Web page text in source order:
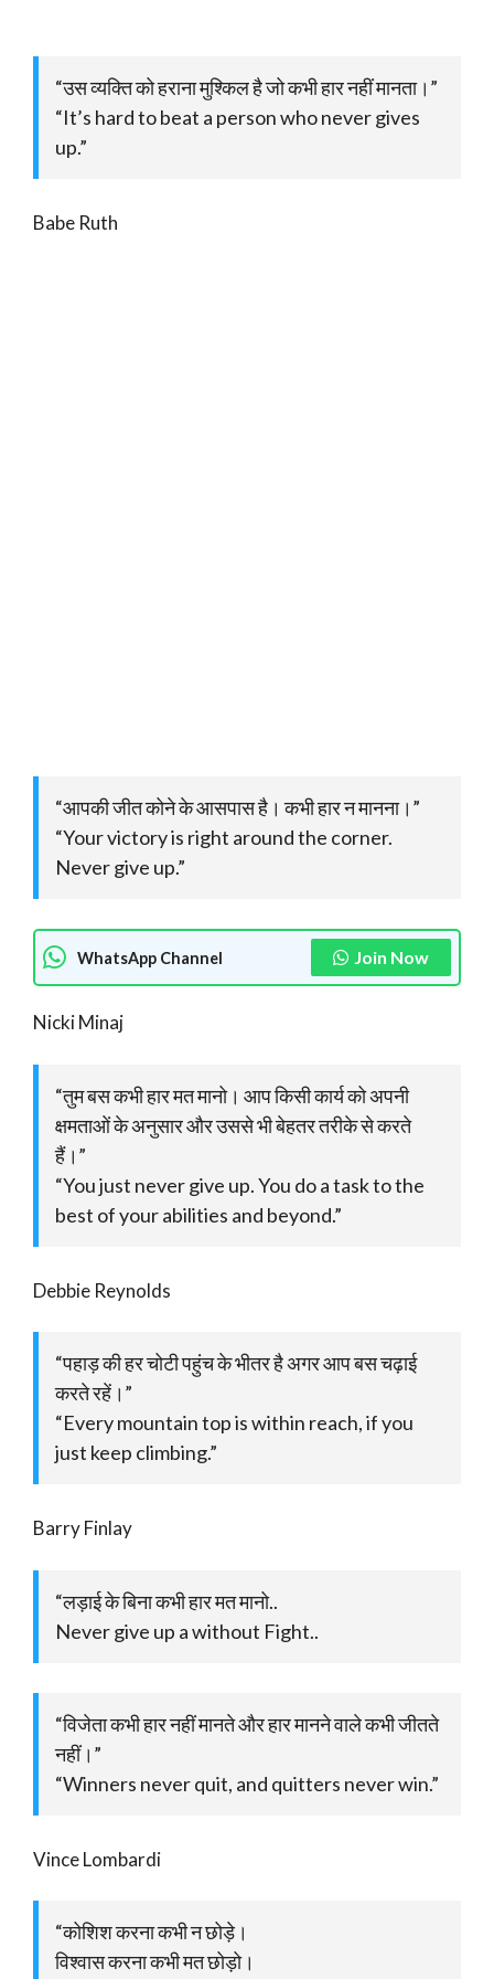
“उस व्यक्ति को हराना मुश्किल है जो कभी हार नहीं मानता।”
“It’s hard to beat a person who never gives
up.”
Babe Ruth
“आपकी जीत कोने के आसपास है। कभी हार न मानना।”
“Your victory is right around the corner.
Never give up.”
WhatsApp Channel Join Now
Nicki Minaj
“तुम बस कभी हार मत मानो। आप किसी कार्य को अपनी
क्षमताओं के अनुसार और उससे भी बेहतर तरीके से करते
हैं।”
“You just never give up. You do a task to the
best of your abilities and beyond.”
Debbie Reynolds
“पहाड़ की हर चोटी पहुंच के भीतर है अगर आप बस चढ़ाई
करते रहें।”
“Every mountain top is within reach, if you
just keep climbing.”
Barry Finlay
“लड़ाई के बिना कभी हार मत मानो..
Never give up a without Fight..
“विजेता कभी हार नहीं मानते और हार मानने वाले कभी जीतते
नहीं।”
“Winners never quit, and quitters never win.”
Vince Lombardi
“कोशिश करना कभी न छोड़े।
विश्वास करना कभी मत छोड़ो।